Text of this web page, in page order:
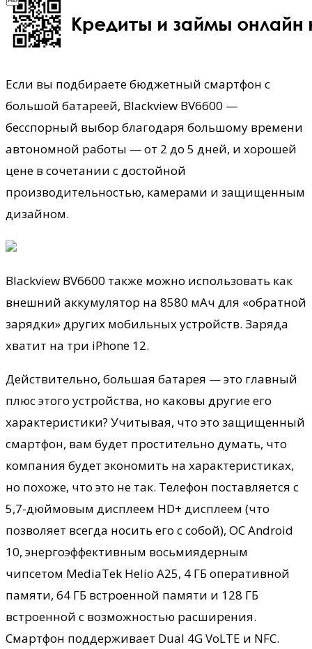
Если вы подбираете бюджетный смартфон с
большой батареей, Blackview BV6600 —
бесспорный выбор благодаря большому времени
автономной работы — от 2 до 5 дней, и хорошей
цене в сочетании с достойной
производительностью, камерами и защищенным
дизайном.
Blackview BV6600 также можно использовать как
внешний аккумулятор на 8580 мАч для «обратной
зарядки» других мобильных устройств. Заряда
хватит на три iPhone 12.
Действительно, большая батарея — это главный
плюс этого устройства, но каковы другие его
характеристики? Учитывая, что это защищенный
смартфон, вам будет простительно думать, что
компания будет экономить на характеристиках,
но похоже, что это не так. Телефон поставляется с
5,7-дюймовым дисплеем HD+ дисплеем (что
позволяет всегда носить его с собой), ОС Android
10, энергоэффективным восьмиядерным
чипсетом MediaTek Helio A25, 4 ГБ оперативной
памяти, 64 ГБ встроенной памяти и 128 ГБ
встроенной с возможностью расширения.
Смартфон поддерживает Dual 4G VoLTE и NFC.